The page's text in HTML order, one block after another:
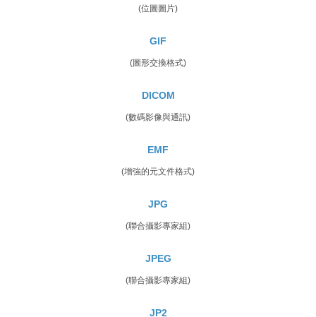
(位圖圖片)
GIF
(圖形交換格式)
DICOM
(數碼影像與通訊)
EMF
(增強的元文件格式)
JPG
(聯合攝影專家組)
JPEG
(聯合攝影專家組)
JP2